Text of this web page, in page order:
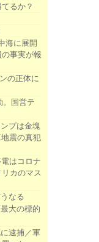
るか？
海に展開
事実が報
の正体に
。国営テ
プは金塊
震の真犯
はコロナ
カのマス
なる
大の標的
逮捕／軍